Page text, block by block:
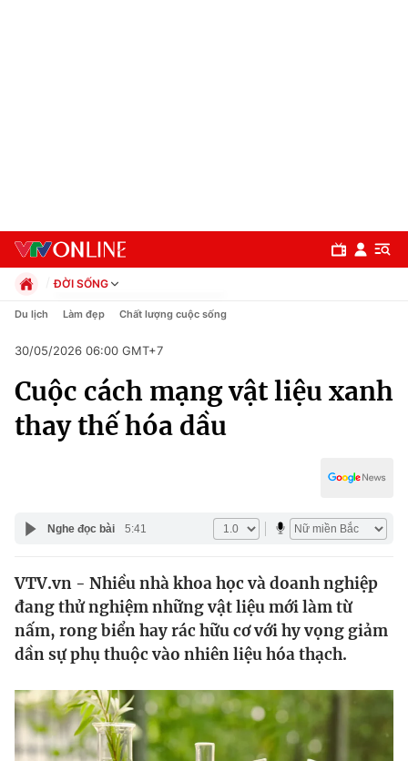
Chuyên mục
Chính trị
Pháp luật
Thế giới
Tin tức
Thế giới đó đây
Câu chuyện quốc tế
Tài chính
Thị trường
Dữ liệu và đời sống
ĐỜI SỐNG
Chính trị
Pháp luật
Kinh tế
Thể thao
Truyền hình
Công nghệ
Du lịch Làm đẹp Chất lượng cuộc sống
30/05/2026 06:00 GMT+7
Cuộc cách mạng vật liệu xanh
thay thế hóa dầu
Nghe đọc bài 5:41
VTV.vn - Nhiều nhà khoa học và doanh nghiệp
đang thử nghiệm những vật liệu mới làm từ
nấm, rong biển hay rác hữu cơ với hy vọng giảm
dần sự phụ thuộc vào nhiên liệu hóa thạch.